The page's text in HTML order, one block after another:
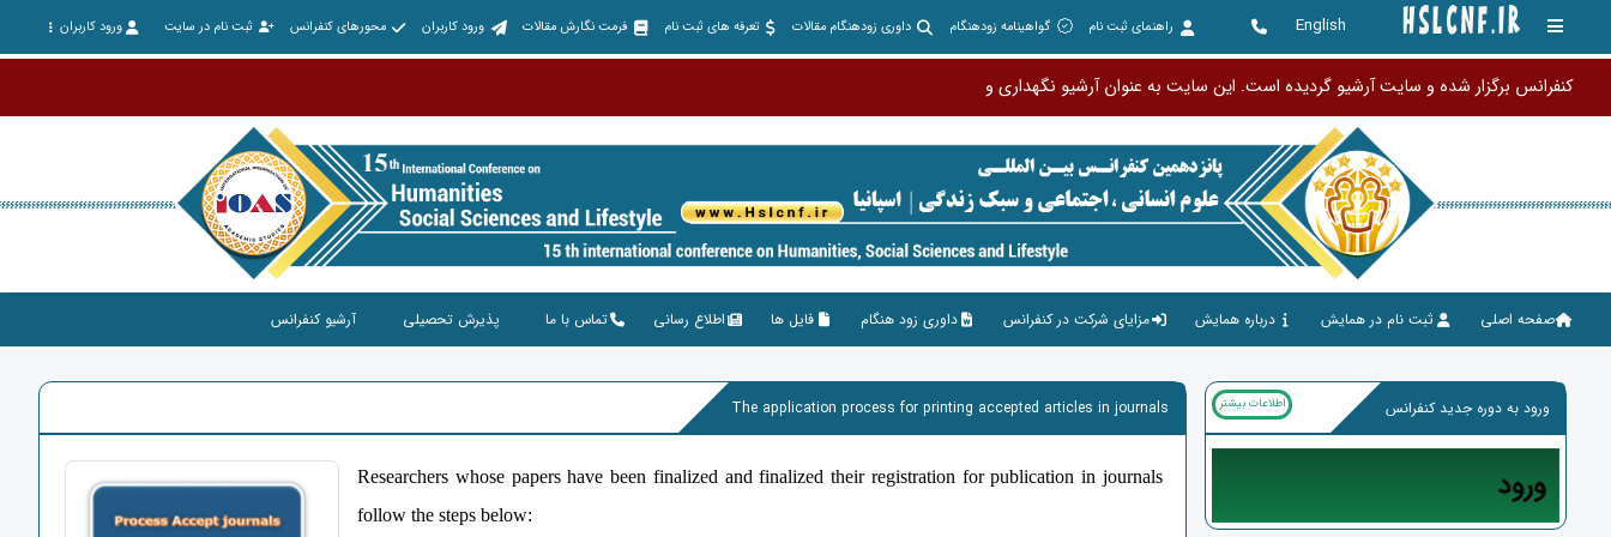
English راهنمای ثبت نام گواهینامه زودهنگام داوری زودهنگام مقالات تعرفه های ثبت نام فرمت نگارش مقالات ورود کاربران محورهای کنفرانس ثبت نام در سایت ورود کاربران
کنفرانس برگزار شده و سایت آرشیو گردیده اس
صفحه اصلی ثبت نام در همایش درباره همایش مزایای شرکت در کنفرانس داوری زود هنگام فایل ها اطلاع رسانی تماس با ما پذیرش تحصیلی آرشیو کنفرانس
ورود به دوره جدید کنفرانس اطلاعات بیشتر The application process for printing accepted articles in journals
Researchers whose papers have been finalized and finalized their registration for publication in journals
follow the steps below: